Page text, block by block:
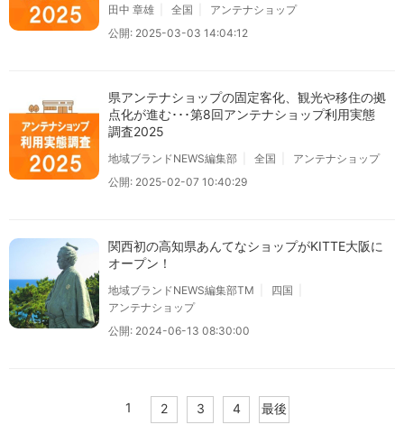
田中 章雄 全国
アンテナショップ
公開: 2025-03-03 14:04:12
県アンテナショップの固定客化、観光や移住の拠
点化が進む･･･第8回アンテナショップ利用実態
調査2025
地域ブランドNEWS編集部 全国
アンテナショップ
公開: 2025-02-07 10:40:29
関西初の高知県あんてなショップがKITTE大阪に
オープン！
地域ブランドNEWS編集部TM
四国
アンテナショップ
公開: 2024-06-13 08:30:00
1 2 3 4 最後